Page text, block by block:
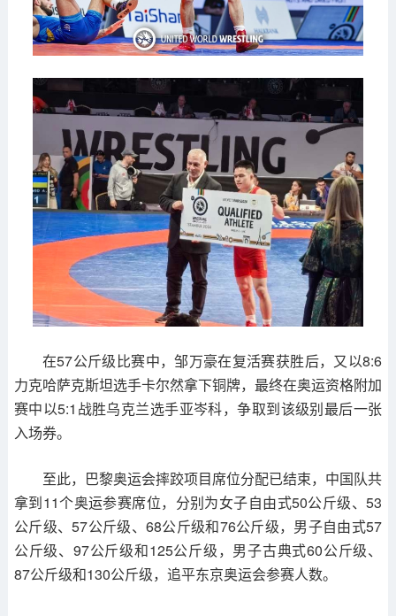
在57公斤级比赛中，邹万豪在复活赛获胜后，又以8:6
力克哈萨克斯坦选手卡尔然拿下铜牌，最终在奥运资格附加
赛中以5:1战胜乌克兰选手亚岑科，争取到该级别最后一张
入场券。
至此，巴黎奥运会摔跤项目席位分配已结束，中国队共
拿到11个奥运参赛席位，分别为女子自由式50公斤级、53
公斤级、57公斤级、68公斤级和76公斤级，男子自由式57
公斤级、97公斤级和125公斤级，男子古典式60公斤级、
87公斤级和130公斤级，追平东京奥运会参赛人数。